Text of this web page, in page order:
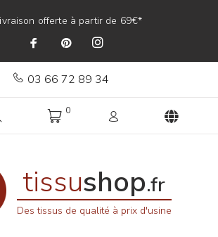
offerte à partir de 69€*
03 66 72 89 34
0
tissushop.fr
Des tissus de qualité à prix d'usine